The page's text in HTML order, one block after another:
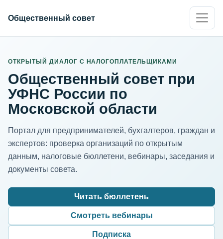
Общественный совет
ОТКРЫТЫЙ ДИАЛОГ С НАЛОГОПЛАТЕЛЬЩИКАМИ
Общественный совет при
УФНС России по
Московской области
Портал для предпринимателей, бухгалтеров, граждан и
экспертов: проверка организаций по открытым
данным, налоговые бюллетени, вебинары, заседания и
документы совета.
Читать бюллетень
Смотреть вебинары
Подписка
ИНН организации
Адрес для нормализации